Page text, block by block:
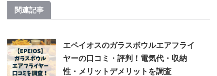
関連記事
エペイオスのガラスボウルエアフライ
ヤーの口コミ・評判！電気代・収納
性・メリットデメリットを調査